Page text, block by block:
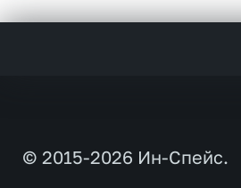
© 2015-2026 Ин-Спейс.